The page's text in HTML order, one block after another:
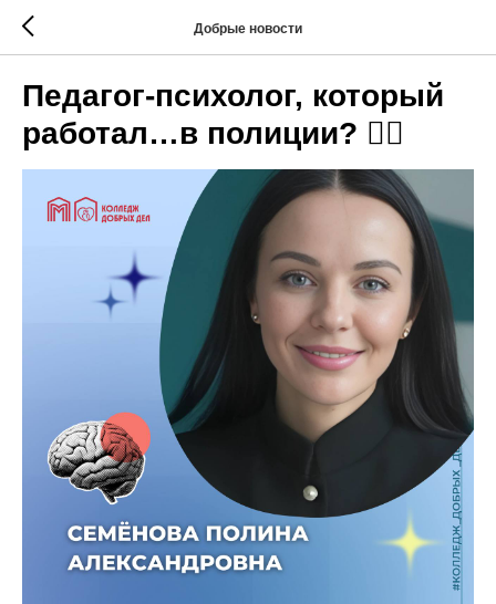
Добрые новости
Педагог-психолог, который
работал…в полиции? 👮‍♀️